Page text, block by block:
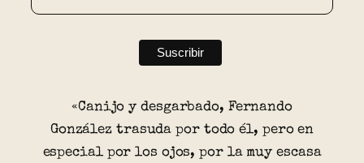
«Canijo y desgarbado, Fernando
González trasuda por todo él, pero en
especial por los ojos, por la muy escasa